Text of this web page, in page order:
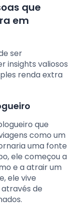
que
em
ser
insights valiosos
renda extra
que
como um
uma fonte
ele começou a
e a atrair um
ele vive
de